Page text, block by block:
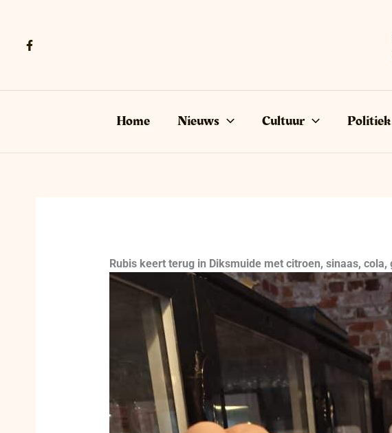
Home Nieuws Cultuur Politiek
Rubis keert terug in Diksmuide met citroen, sinaas,